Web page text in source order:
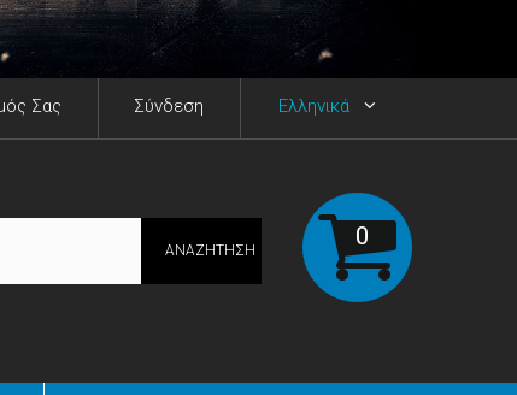
Ελληνικά
Σύνδεση
Σας
0
ΑΝΑΖΉΤΗΣΗ